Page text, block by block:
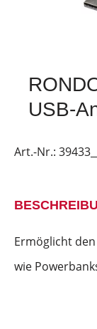
USB-
Art.-Nr.:
Ermöglicht
wie